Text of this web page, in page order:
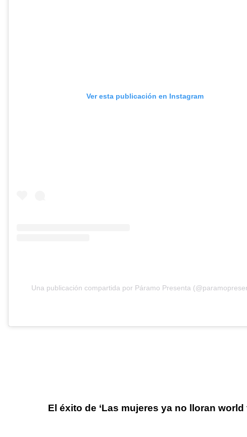
Ver esta publicación en Instagram
Una publicación compartida por Páramo Presenta
El éxito de ‘Las mujeres ya no lloranworld